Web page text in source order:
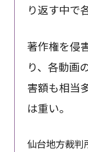
り返す中で
著作権を侵
り、各動画
害額も相当
は重い。
仙台地方裁判